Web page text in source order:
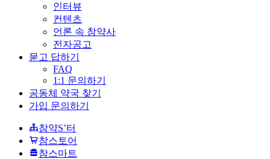
인터뷰
컨텐츠
언론 속 참약사
전자공고
묻고 답하기
FAQ
1:1 문의하기
공동체 약국 찾기
가입 문의하기
참약S’터
참스토어
참스마트